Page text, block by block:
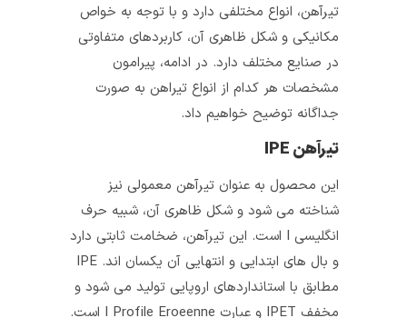
تیرآهن، انواع مختلفی دارد و با توجه به خواص
مکانیکی و شکل ظاهری آن، کاربردهای متفاوتی
در صنایع مختلف دارد. در ادامه، پیرامون
مشخصات هر کدام از انواع تیراهن به صورت
جداگانه توضیح خواهیم داد.
این محصول به عنوان تیرآهن معمولی نیز
شناخته می‌ شود و شکل ظاهری آن، شبیه حرف
انگلیسی I است. این تیرآهن، ضخامت ثابتی دارد
و بال‌ های ابتدایی و انتهایی آن یکسان‌ اند. IPE
مطابق با استانداردهای اروپایی تولید می‌ شود و